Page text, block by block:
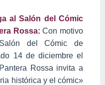
al Salón del Cómic
Rossa:Con motivo
del Cómic de
14 de diciembre el
Rossa invita a
histórica y el cómic»